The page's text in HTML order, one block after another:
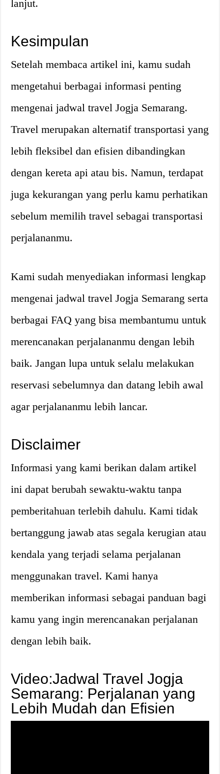
lanjut.
Kesimpulan
Setelah membaca artikel ini, kamu sudah
mengetahui berbagai informasi penting
mengenai jadwal travel Jogja Semarang.
Travel merupakan alternatif transportasi yang
lebih fleksibel dan efisien dibandingkan
dengan kereta api atau bis. Namun, terdapat
juga kekurangan yang perlu kamu perhatikan
sebelum memilih travel sebagai transportasi
perjalananmu.
Kami sudah menyediakan informasi lengkap
mengenai jadwal travel Jogja Semarang serta
berbagai FAQ yang bisa membantumu untuk
merencanakan perjalananmu dengan lebih
baik. Jangan lupa untuk selalu melakukan
reservasi sebelumnya dan datang lebih awal
agar perjalananmu lebih lancar.
Disclaimer
Informasi yang kami berikan dalam artikel
ini dapat berubah sewaktu-waktu tanpa
pemberitahuan terlebih dahulu. Kami tidak
bertanggung jawab atas segala kerugian atau
kendala yang terjadi selama perjalanan
menggunakan travel. Kami hanya
memberikan informasi sebagai panduan bagi
kamu yang ingin merencanakan perjalanan
dengan lebih baik.
Video:Jadwal Travel Jogja
Semarang: Perjalanan yang
Lebih Mudah dan Efisien